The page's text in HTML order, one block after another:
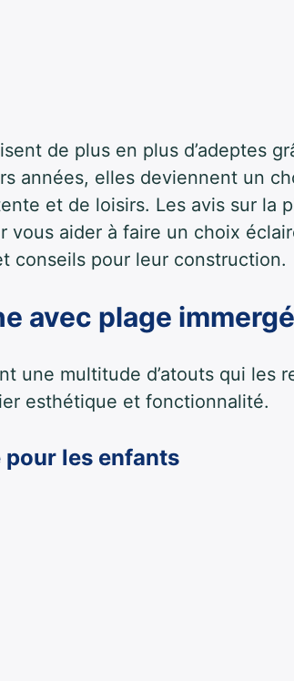
de plus en plus d’adeptes
années, elles deviennent un
et de loisirs. Les avis sur la
vous aider à faire un choix
conseils pour leur construction.
avec plage
une multitude d’atouts qui les
esthétique et fonctionnalité.
les enfants